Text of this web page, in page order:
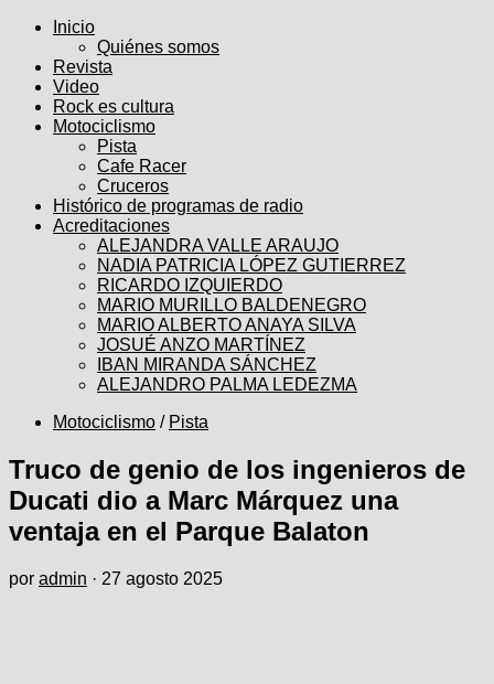
Inicio
Quiénes somos
Revista
Video
Rock es cultura
Motociclismo
Pista
Cafe Racer
Cruceros
Histórico de programas de radio
Acreditaciones
ALEJANDRA VALLE ARAUJO
NADIA PATRICIA LÓPEZ GUTIERREZ
RICARDO IZQUIERDO
MARIO MURILLO BALDENEGRO
MARIO ALBERTO ANAYA SILVA
JOSUÉ ANZO MARTÍNEZ
IBAN MIRANDA SÁNCHEZ
ALEJANDRO PALMA LEDEZMA
Motociclismo / Pista
Truco de genio de los ingenieros de
Ducati dio a Marc Márquez una
ventaja en el Parque Balaton
por admin · 27 agosto 2025